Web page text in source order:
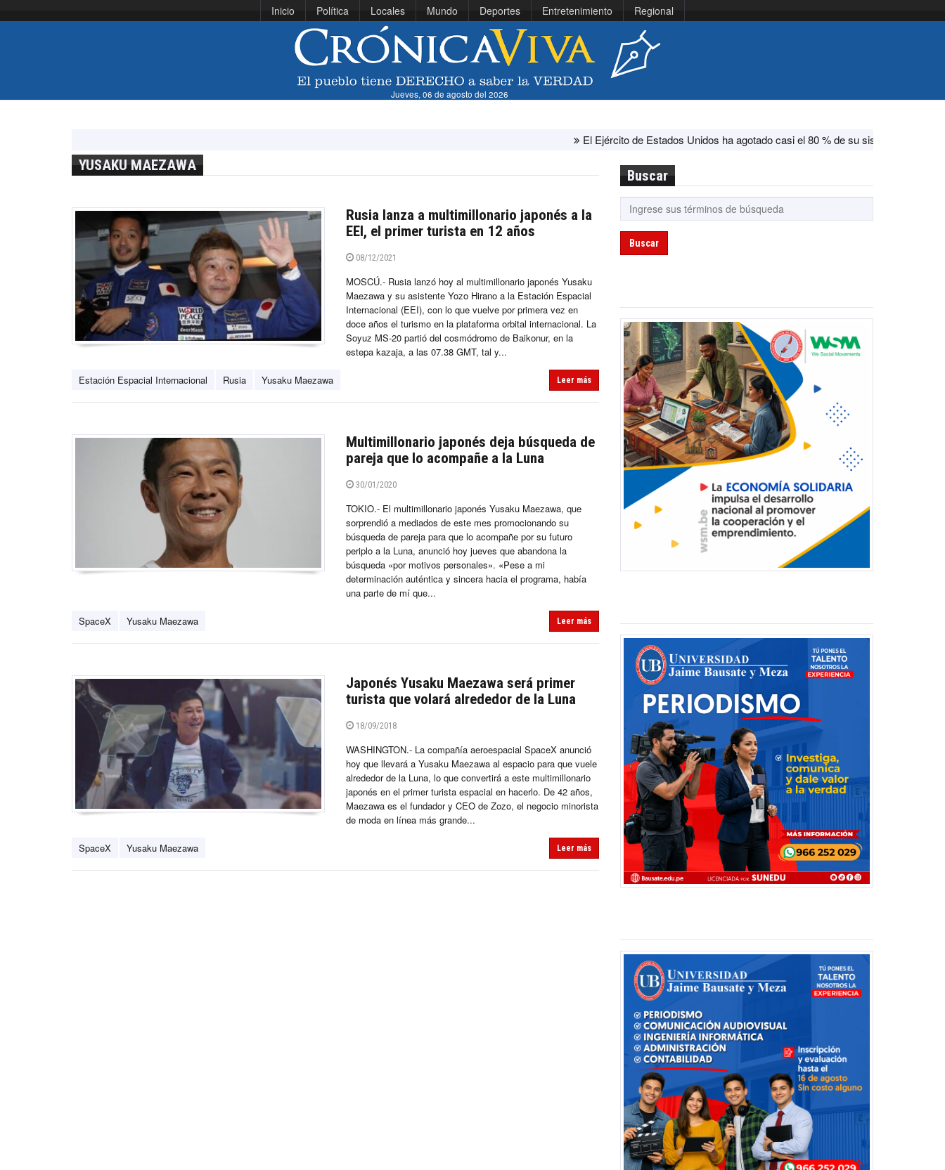
Inicio Política Locales Mundo Deportes Entretenimiento Regional
Jueves, 06 de agosto del 2026
El Ejército de Estados Unidos ha agotado casi el 80 % de su sistema antimisiles, según
YUSAKU MAEZAWA
Rusia lanza a multimillonario japonés a la
EEI, el primer turista en 12 años
08/12/2021
MOSCÚ.- Rusia lanzó hoy al multimillonario japonés Yusaku
Maezawa y su asistente Yozo Hirano a la Estación Espacial
Internacional (EEI), con lo que vuelve por primera vez en
doce años el turismo en la plataforma orbital internacional. La
Soyuz MS-20 partió del cosmódromo de Baikonur, en la
estepa kazaja, a las 07.38 GMT, tal y...
Estación Espacial Internacional Rusia Yusaku Maezawa Leer más
Multimillonario japonés deja búsqueda de
pareja que lo acompañe a la Luna
30/01/2020
TOKIO.- El multimillonario japonés Yusaku Maezawa, que
sorprendió a mediados de este mes promocionando su
búsqueda de pareja para que lo acompañe por su futuro
periplo a la Luna, anunció hoy jueves que abandona la
búsqueda «por motivos personales». «Pese a mi
determinación auténtica y sincera hacia el programa, había
una parte de mí que...
SpaceX Yusaku Maezawa Leer más
Japonés Yusaku Maezawa será primer
turista que volará alrededor de la Luna
18/09/2018
WASHINGTON.- La compañía aeroespacial SpaceX anunció
hoy que llevará a Yusaku Maezawa al espacio para que vuele
alrededor de la Luna, lo que convertirá a este multimillonario
japonés en el primer turista espacial en hacerlo. De 42 años,
Maezawa es el fundador y CEO de Zozo, el negocio minorista
de moda en línea más grande...
SpaceX Yusaku Maezawa Leer más
Buscar
Buscar